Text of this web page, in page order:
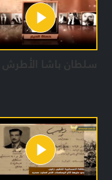
سلطان باشا الأطرش